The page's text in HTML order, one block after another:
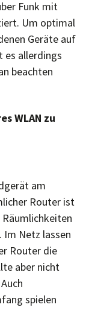
Funk mit
Um optimal
Geräte auf
es allerdings
beachten
WLAN zu
am
Router ist
Im Netz lassen
Router die
aber nicht
spielen